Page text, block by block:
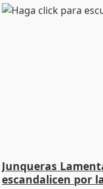
Junqueras
escandalicen por